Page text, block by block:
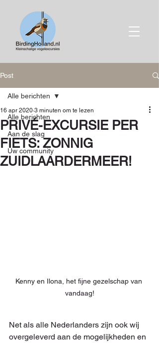
Post
Alle berichten
Aan de slag
Uw community
Alle berichten
PRIVÉ-EXCURSIE PER
FIETS: ZONNIG
ZUIDLAARDERMEER!
16 apr 2020 3 minuten om te lezen
Kenny en Ilona, het fijne gezelschap van
vandaag!
Net als alle Nederlanders zijn ook wij
overgeleverd aan de mogelijkheden en